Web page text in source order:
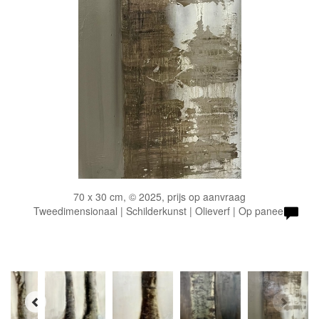
70 x 30 cm, © 2025, prijs op aanvraag
Tweedimensionaal | Schilderkunst | Olieverf | Op paneel